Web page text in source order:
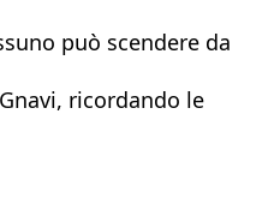
può scendere da
ricordando le